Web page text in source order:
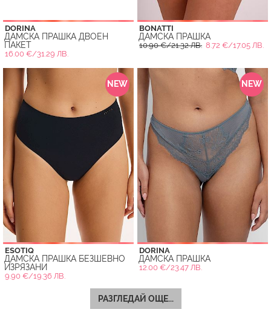
DORINA
ДАМСКА ПРАШКА ДВОЕН
ПАКЕТ
16.00 €/31.29 ЛВ.
BONATTI
ДАМСКА ПРАШКА
10.90 €/21.32 ЛВ. 8.72 €/17.05 ЛВ.
NEW
ESOTIQ
ДАМСКА ПРАШКА БЕЗШЕВНО
ИЗРЯЗАНИ
9.90 €/19.36 ЛВ.
NEW
DORINA
ДАМСКА ПРАШКА
12.00 €/23.47 ЛВ.
РАЗГЛЕДАЙ ОЩЕ...